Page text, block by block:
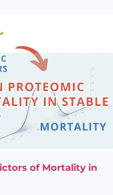
of Mortality in